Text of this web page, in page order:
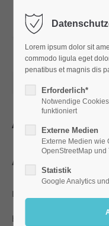
17.12.2023 14:00
Aktuelles
A nmeldung zum
Liebe Eltern,
bitte registrieren Sie sich
Lorem ipsum dolor sit
commodo ligula eget
penatibus et magnis dis
Erforderlich*
Notwendige
funktioniert
Externe Medien
Externe Medien wie
OpenStreetMap und
Statistik
Google Analytics